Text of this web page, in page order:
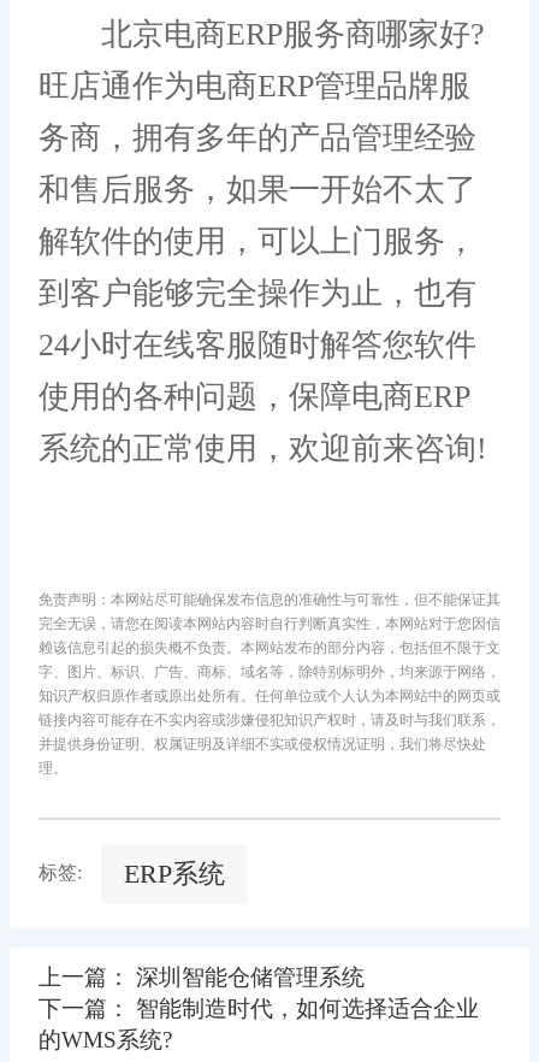
北京电商ERP服务商哪家好?
旺店通作为电商ERP管理品牌服
务商，拥有多年的产品管理经验
和售后服务，如果一开始不太了
解软件的使用，可以上门服务，
到客户能够完全操作为止，也有
24小时在线客服随时解答您软件
使用的各种问题，保障电商ERP
系统的正常使用，欢迎前来咨询!
免责声明：本网站尽可能确保发布信息的准确性与可靠性，但不能保证其
完全无误，请您在阅读本网站内容时自行判断真实性，本网站对于您因信
赖该信息引起的损失概不负责。本网站发布的部分内容，包括但不限于文
字、图片、标识、广告、商标、域名等，除特别标明外，均来源于网络，
知识产权归原作者或原出处所有。任何单位或个人认为本网站中的网页或
链接内容可能存在不实内容或涉嫌侵犯知识产权时，请及时与我们联系，
并提供身份证明、权属证明及详细不实或侵权情况证明，我们将尽快处
理。
标签: ERP系统
上一篇： 深圳智能仓储管理系统
下一篇： 智能制造时代，如何选择适合企业
的WMS系统?